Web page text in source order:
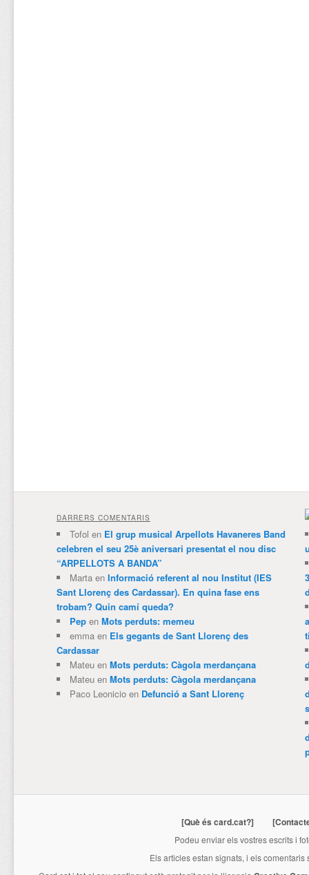
DARRERS COMENTARIS
Tofol en El grup musical Arpellots Havaneres Band
celebren el seu 25è aniversari presentat el nou disc
“ARPELLOTS A BANDA”
Martaen Informació referent al nou Institut (IES
Sant Llorenç des Cardassar). En quina fase ens
trobam? Quin camí queda?
Pepen Mots perduts: memeu
emmaen Els gegants de Sant Llorenç des
Cardassar
Mateuen Mots perduts: Càgola merdançana
Mateuen Mots perduts: Càgola merdançana
Paco Leonicioen Defunció a Sant Llorenç
[Què és card.cat?]
Podeu enviar els vostres escrits i
Els articles estan signats, i els